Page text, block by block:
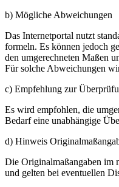
b) Mögliche Abweichungen
Das Internetportal nutzt
formeln. Es können jedoch
den umgerechneten Maßen
Für solche Abweichungen
c) Empfehlung zur
Es wird empfohlen, die
Bedarf eine unabhängige
d) Hinweis
Die Originalmaßangaben im
und gelten bei eventuellen